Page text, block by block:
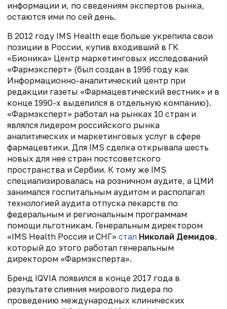
информации и, по сведениям экспертов рынка,
остаются ими по сей день.
В 2012 году IMS Health еще больше укрепила свои
позиции в России, купив входивший в ГК
«Бионика» Центр маркетинговых исследований
«Фармэксперт» (был создан в 1996 году как
Информационно-аналитический центр при
редакции газеты «Фармацевтический вестник» и в
конце 1990-х выделился в отдельную компанию).
«Фармэксперт» работал на рынках 10 стран и
являлся лидером российского рынка
аналитических и маркетинговых услуг в сфере
фармацевтики. Для IMS сделка открывала шесть
новых для нее стран постсоветского
пространства и Сербии. К тому же IMS
специализировалась на розничном аудите, а ЦМИ
занимался госпитальным аудитом и располагал
технологией аудита отпуска лекарств по
федеральным и региональным программам
помощи льготникам. Генеральным директором
«IMS Health Россия и СНГ» стал Николай Демидов,
который до этого работал генеральным
директором «Фармэксперта».
Бренд IQVIA появился в конце 2017 года в
результате слияния мирового лидера по
проведению международных клинических